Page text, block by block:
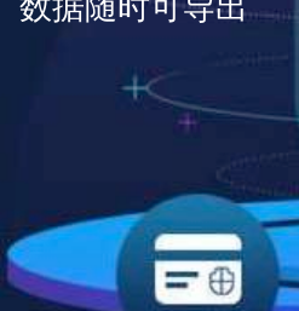
数据随时可导出